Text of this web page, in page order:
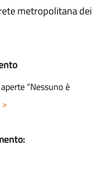
metropolitana dei
“Nessuno è